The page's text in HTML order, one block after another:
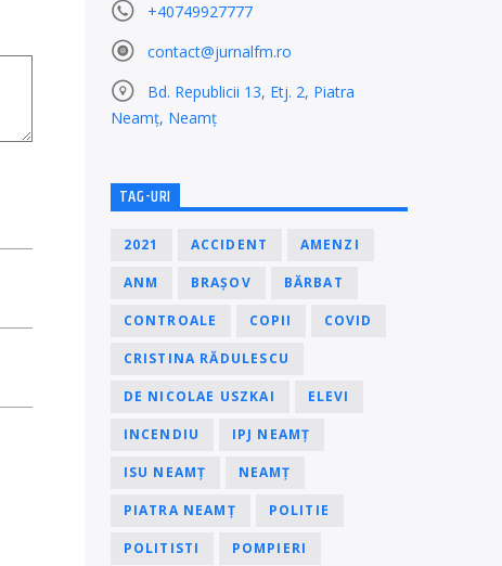
+40749927777
contact@jurnalfm.ro
Bd. Republicii 13, Etj. 2, Piatra
Neamț, Neamț
TAG-URI
2021 ACCIDENT AMENZI
ANM BRAȘOV BĂRBAT
CONTROALE COPII COVID
CRISTINA RĂDULESCU
DE NICOLAE USZKAI ELEVI
INCENDIU IPJ NEAMȚ
ISU NEAMȚ NEAMȚ
PIATRA NEAMȚ POLITIE
POLITISTI POMPIERI